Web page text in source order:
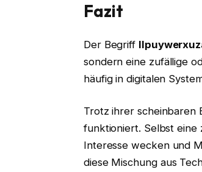
Fazit
Der Begriff
sondern eine zufällige
häufig in digitalen
Trotz ihrer scheinbaren
funktioniert. Selbst eine
Interesse wecken und
diese Mischung aus